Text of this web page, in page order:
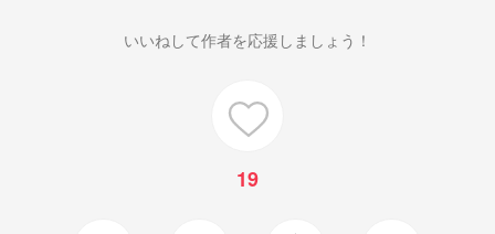
いいねして作者を応援しましょう！
19